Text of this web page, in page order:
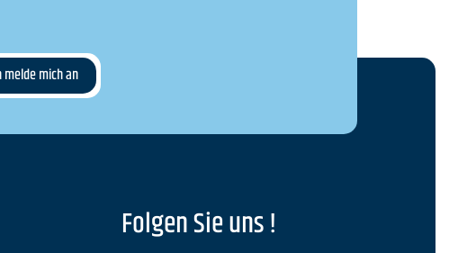
Folgen Sie uns !